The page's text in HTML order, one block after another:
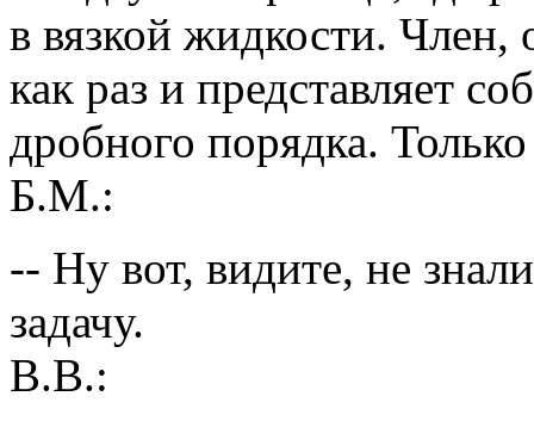
в вязкой жидкости.
как раз и представляет
дробного порядка.
Б.М.:
-- Ну вот, видите, не
задачу.
В.В.: